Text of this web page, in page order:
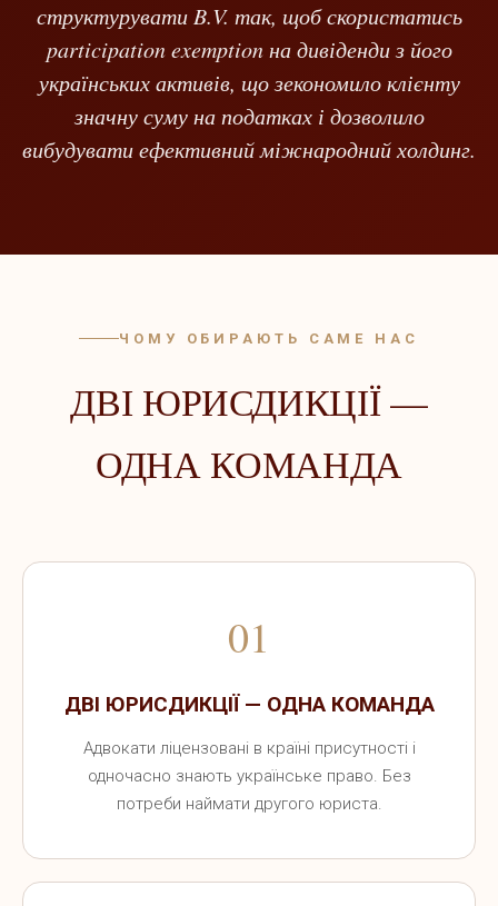
структурувати B.V. так, щоб скористатись
participation exemption на дивіденди з його
українських активів, що зекономило клієнту
значну суму на податках і дозволило
вибудувати ефективний міжнародний холдинг.
ЧОМУ ОБИРАЮТЬ САМЕ НАС
ДВІ ЮРИСДИКЦІЇ —
ОДНА КОМАНДА
01
ДВІ ЮРИСДИКЦІЇ — ОДНА КОМАНДА
Адвокати ліцензовані в країні присутності і
одночасно знають українське право. Без
потреби наймати другого юриста.